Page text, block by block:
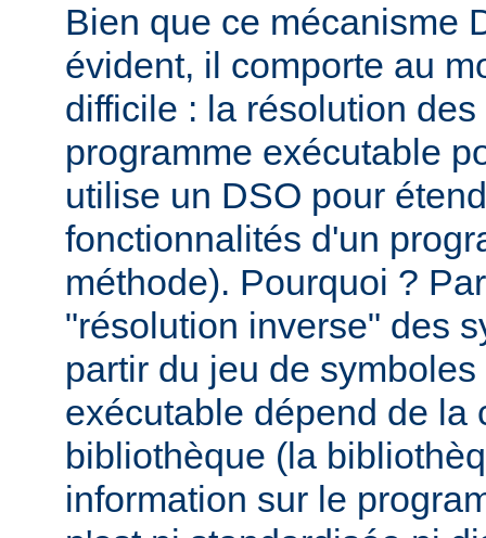
Bien que ce mécanisme
évident, il comporte au
difficile : la résolution
programme exécutable
utilise un DSO pour
fonctionnalités d'un
méthode). Pourquoi ?
"résolution inverse" des
partir du jeu de
exécutable dépend de la
bibliothèque (la
information sur le